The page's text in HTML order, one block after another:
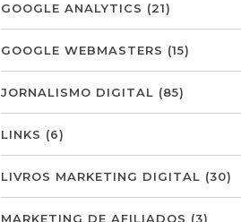
GOOGLE ANALYTICS (21)
GOOGLE WEBMASTERS (15)
JORNALISMO DIGITAL (85)
LINKS (6)
LIVROS MARKETING DIGITAL (30)
MARKETING DE AFILIADOS (3)